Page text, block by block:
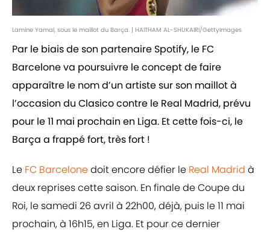
Lamine Yamal, sous le maillot du Barça. | HAITHAM AL-SHUKAIRI/GettyImages
Par le biais de son partenaire Spotify, le FC
Barcelone va poursuivre le concept de faire
apparaître le nom d’un artiste sur son maillot à
l’occasion du Clasico contre le Real Madrid, prévu
pour le 11 mai prochain en Liga. Et cette fois-ci, le
Barça a frappé fort, très fort !
Le FC Barcelonedoit encore défier le Real Madrid à
deux reprises cette saison. En finale de Coupe du
Roi, le samedi 26 avril à 22h00, déjà, puis le 11 mai
prochain, à 16h15, en Liga. Et pour ce dernier